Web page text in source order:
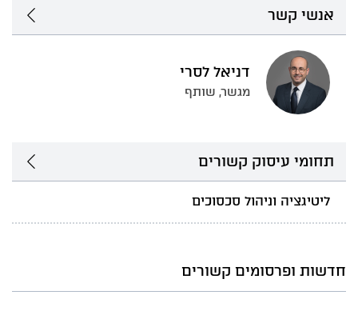
אנשי קשר
דניאל לסרי
מגשר, שותף
תחומי עיסוק קשורים
ליטיגציה וניהול סכסוכים
חדשות ופרסומים קשורים